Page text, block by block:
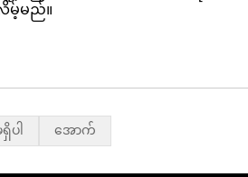
လိမ့်မည်။
ပါ အောက်